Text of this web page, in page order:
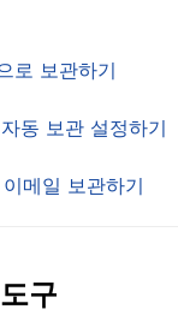
로 보관하기
동 보관 설정하기
메일 보관하기
구